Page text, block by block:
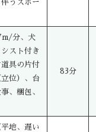
うスポー
分、犬
スト付き
具の片付
位）、台
、梱包、
83分
地、遅い